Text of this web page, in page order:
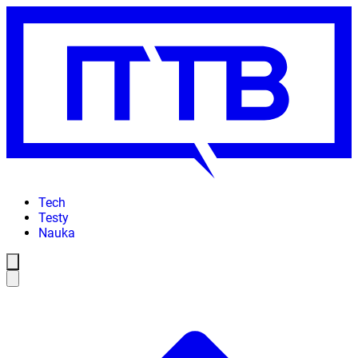
Tech
Testy
Nauka